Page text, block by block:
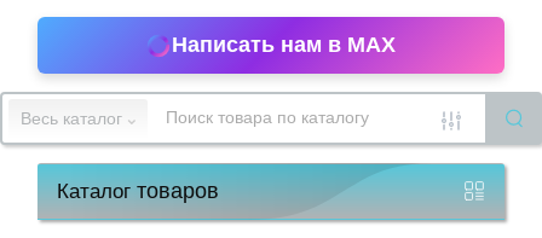
53-
15
Написать нам в MAX
Весь каталог
Каталогтоваров